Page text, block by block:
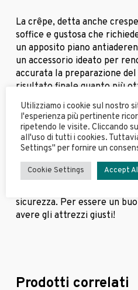
La crêpe, detta anche
soffice e gustosa che
un apposito piano
un accessorio ideato per
accurata la preparazione
risultato finale quanto più
antiaderente, la crepes
manopola di regolazione
comodissimo indicatore
cottura: in questo modo, la
perfetta e gustosa. Non
Brandani ha inserito anche
(spatola e stenditore) ottimi
sicurezza. Per essere un
avere gli attrezzi giusti!
Prodotti correlati
Utilizziamo i cookie sul nostro
l'esperienza più pertinente
ripetendo le visite. Cliccando
all'uso di tutti i cookies.
Settings" per fornire un
Cookie Settings Accept